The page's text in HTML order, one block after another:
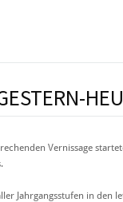
Vernissage
Jahrgangsstufen in